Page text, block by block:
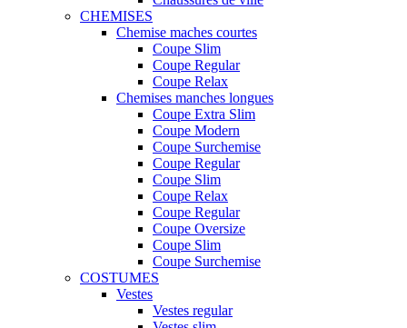
CHEMISES
Chemise maches courtes
Coupe Slim
Coupe Regular
Coupe Relax
Chemises manches longues
Coupe Extra Slim
Coupe Modern
Coupe Surchemise
Coupe Regular
Coupe Slim
Coupe Relax
Coupe Regular
Coupe Oversize
Coupe Slim
Coupe Surchemise
COSTUMES
Vestes
Vestes regular